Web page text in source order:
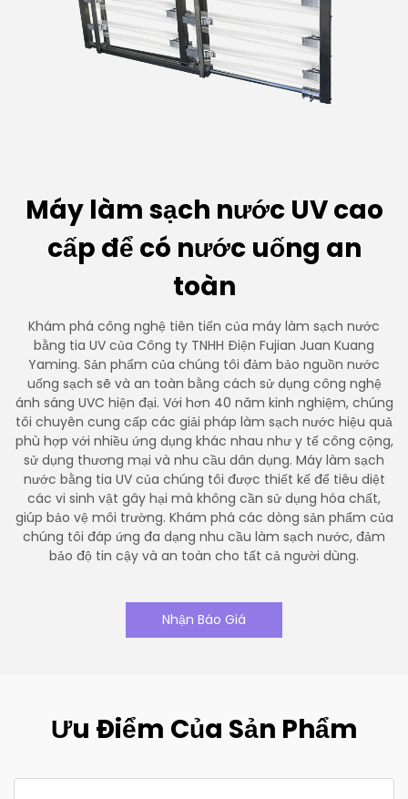
Máy làm sạch nước UV cao
cấp để có nước uống an
toàn
Khám phá công nghệ tiên tiến của máy làm sạch nước
bằng tia UV của Công ty TNHH Điện Fujian Juan Kuang
Yaming. Sản phẩm của chúng tôi đảm bảo nguồn nước
uống sạch sẽ và an toàn bằng cách sử dụng công nghệ
ánh sáng UVC hiện đại. Với hơn 40 năm kinh nghiệm, chúng
tôi chuyên cung cấp các giải pháp làm sạch nước hiệu quả
phù hợp với nhiều ứng dụng khác nhau như y tế công cộng,
sử dụng thương mại và nhu cầu dân dụng. Máy làm sạch
nước bằng tia UV của chúng tôi được thiết kế để tiêu diệt
các vi sinh vật gây hại mà không cần sử dụng hóa chất,
giúp bảo vệ môi trường. Khám phá các dòng sản phẩm của
chúng tôi đáp ứng đa dạng nhu cầu làm sạch nước, đảm
bảo độ tin cậy và an toàn cho tất cả người dùng.
Nhận Báo Giá
Ưu Điểm Của Sản Phẩm